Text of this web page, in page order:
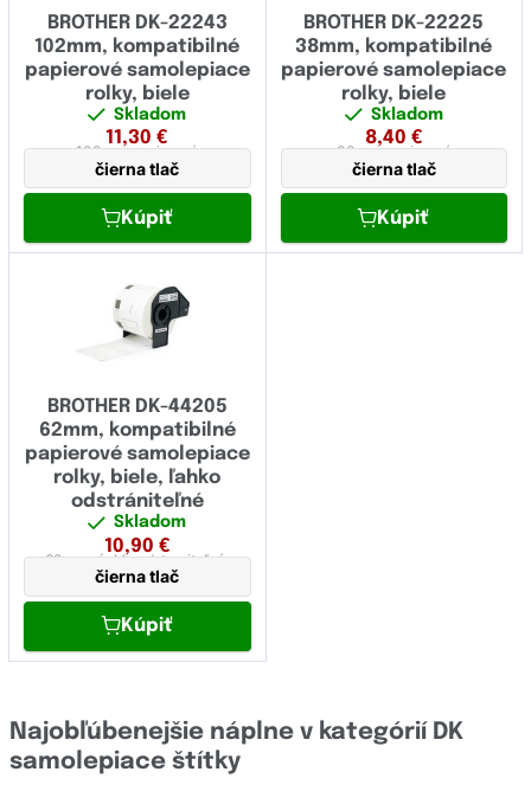
BROTHER DK-22243
102mm, kompatibilné
papierové samolepiace
rolky, biele
Skladom
11,30 €
102 mmpapierová
čierna tlač
Kúpiť
BROTHER DK-22225
38mm, kompatibilné
papierové samolepiace
rolky, biele
Skladom
8,40 €
38 mmpapierová
čierna tlač
Kúpiť
BROTHER DK-44205
62mm, kompatibilné
papierové samolepiace
rolky, biele, ľahko
odstrániteľné
Skladom
10,90 €
62 mmrýchlo odstraniteľná,
papierová
čierna tlač
Kúpiť
Najobľúbenejšie náplne v kategórií DK
samolepiace štítky